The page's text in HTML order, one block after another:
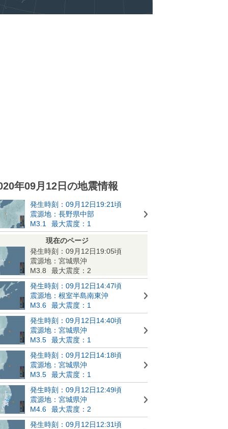
年09月12日の地震情報
発生時刻：09月12日19:21頃
震源地：長野県中部
M3.1
最大震度：1
現在のページ
発生時刻：09月12日19:05頃
震源地：宮城県沖
M3.8
最大震度：2
発生時刻：09月12日14:47頃
震源地：根室半島南東沖
M3.6
最大震度：1
発生時刻：09月12日14:40頃
震源地：宮城県沖
M3.5
最大震度：1
発生時刻：09月12日14:18頃
震源地：宮城県沖
M3.5
最大震度：1
発生時刻：09月12日12:49頃
震源地：宮城県沖
M4.6
最大震度：2
発生時刻：09月12日12:31頃